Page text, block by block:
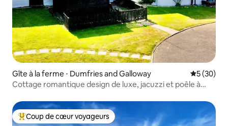
Gîte à la ferme ⋅ Dumfries and Galloway
5 (30)
Cottage romantique design de luxe, jacuzzi et poêle à
Coups de cœur voyageurs les plus appréciés
Coup de cœur voyageurs